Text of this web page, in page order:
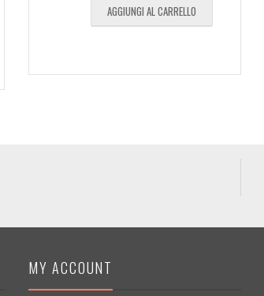
AGGIUNGI AL CARRELLO
MY ACCOUNT